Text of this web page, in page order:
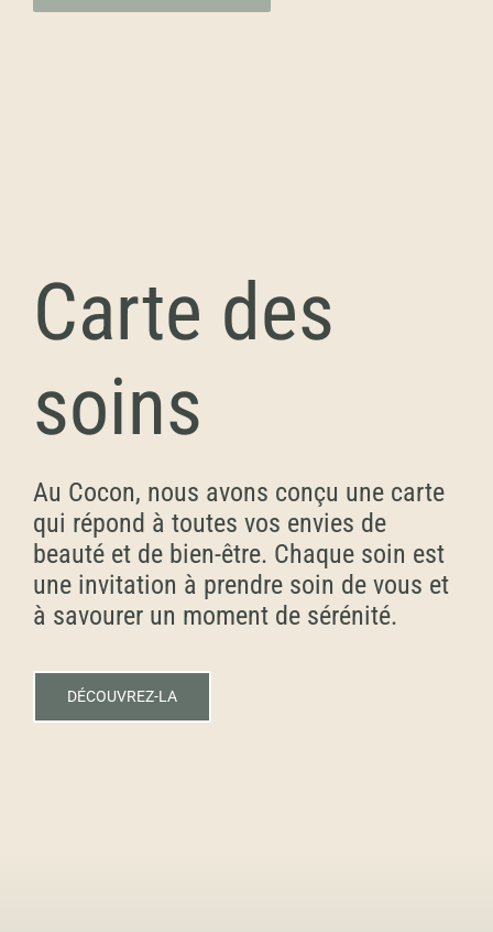
Carte des
soins
Au Cocon, nous avons conçu une carte
qui répond à toutes vos envies de
beauté et de bien-être. Chaque soin est
une invitation à prendre soin de vous et
à savourer un moment de sérénité.
DÉCOUVREZ-LA